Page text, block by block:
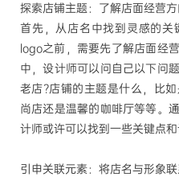
探索店铺主题：了解店面经营
首先，从店名中找到灵感的
logo之前，需要先了解店面经
中，设计师可以问自己以下问
老店?店铺的主题是什么，比
尚店还是温馨的咖啡厅等等。
计师或许可以找到一些关键点和
引申关联元素：将店名与形象